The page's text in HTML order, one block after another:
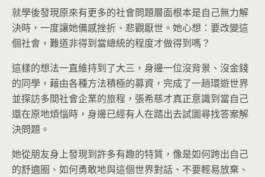
就學後發現原來有更多的社會問題層面根本是自己無力解
決時，一度讓她備感挫折、悲觀厭世。她心想：要改變這
個社會，難道非得到當總統的程度才做得到嗎？
這樣的想法一直維持到了大三，身邊一位沒背景、沒金錢
的同學，藉由各種方法積極的募資，完成了一趟環遊世界
並探訪多間社會企業的旅程，張希慈才真正意識到當自己
還在原地煩惱時，身邊已經有人在踏出去試圖尋找答案解
決問題。
她從朋友身上發現到許多有趣的特質，像是如何跨出自己
的舒適圈、如何勇敢地與這個世界對話、不要輕易放棄、